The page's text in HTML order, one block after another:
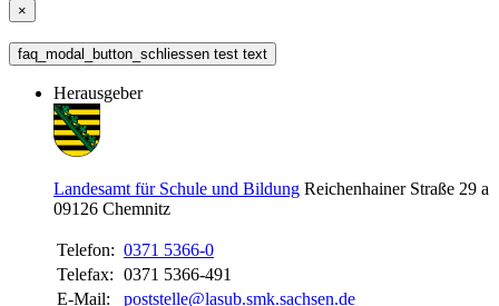
×
faq_modal_button_schliessen test text
Herausgeber
Landesamt für Schule und Bildung Reichenhainer Straße 29 a
09126 Chemnitz
Telefon: 0371 5366-0
Telefax: 0371 5366-491
E-Mail:
poststelle@lasub.smk.sachsen.de